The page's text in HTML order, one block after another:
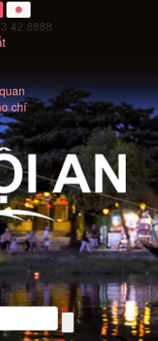
chí